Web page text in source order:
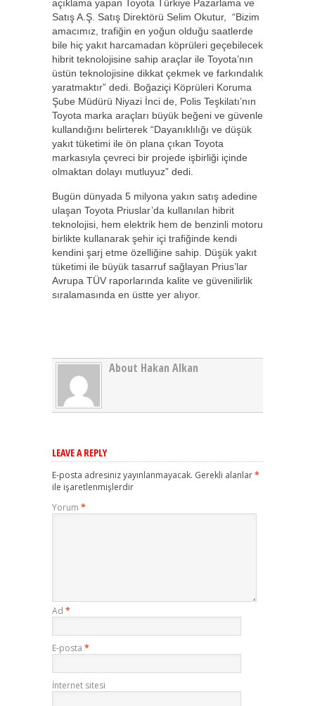
açıklama yapan Toyota Türkiye Pazarlama ve
Satış A.Ş. Satış Direktörü Selim Okutur, “Bizim
amacımız, trafiğin en yoğun olduğu saatlerde
bile hiç yakıt harcamadan köprüleri geçebilecek
hibrit teknolojisine sahip araçlar ile Toyota’nın
üstün teknolojisine dikkat çekmek ve farkındalık
yaratmaktır” dedi. Boğaziçi Köprüleri Koruma
Şube Müdürü Niyazi İnci de, Polis Teşkilatı’nın
Toyota marka araçları büyük beğeni ve güvenle
kullandığını belirterek “Dayanıklılığı ve düşük
yakıt tüketimi ile ön plana çıkan Toyota
markasıyla çevreci bir projede işbirliği içinde
olmaktan dolayı mutluyuz” dedi.
Bugün dünyada 5 milyona yakın satış adedine
ulaşan Toyota Priuslar’da kullanılan hibrit
teknolojisi, hem elektrik hem de benzinli motoru
birlikte kullanarak şehir içi trafiğinde kendi
kendini şarj etme özelliğine sahip. Düşük yakıt
tüketimi ile büyük tasarruf sağlayan Prius’lar
Avrupa TÜV raporlarında kalite ve güvenilirlik
sıralamasında en üstte yer alıyor.
About Hakan Alkan
LEAVE A REPLY
E-posta adresiniz yayınlanmayacak. Gerekli alanlar*
ile işaretlenmişlerdir
Yorum *
Ad *
E-posta *
İnternet sitesi